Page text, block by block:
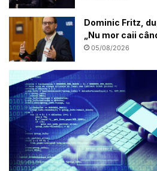
Dominic Fritz,
„Nu mor caii
05/08/2026